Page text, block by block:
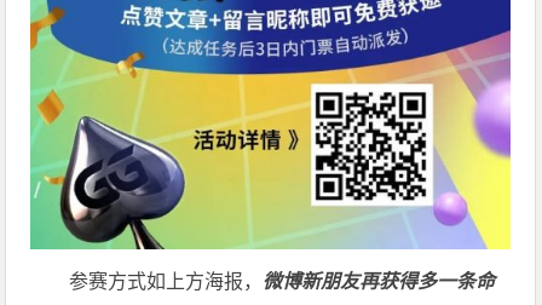
参赛方式如上方海报， 微博新朋友再获得多一条命